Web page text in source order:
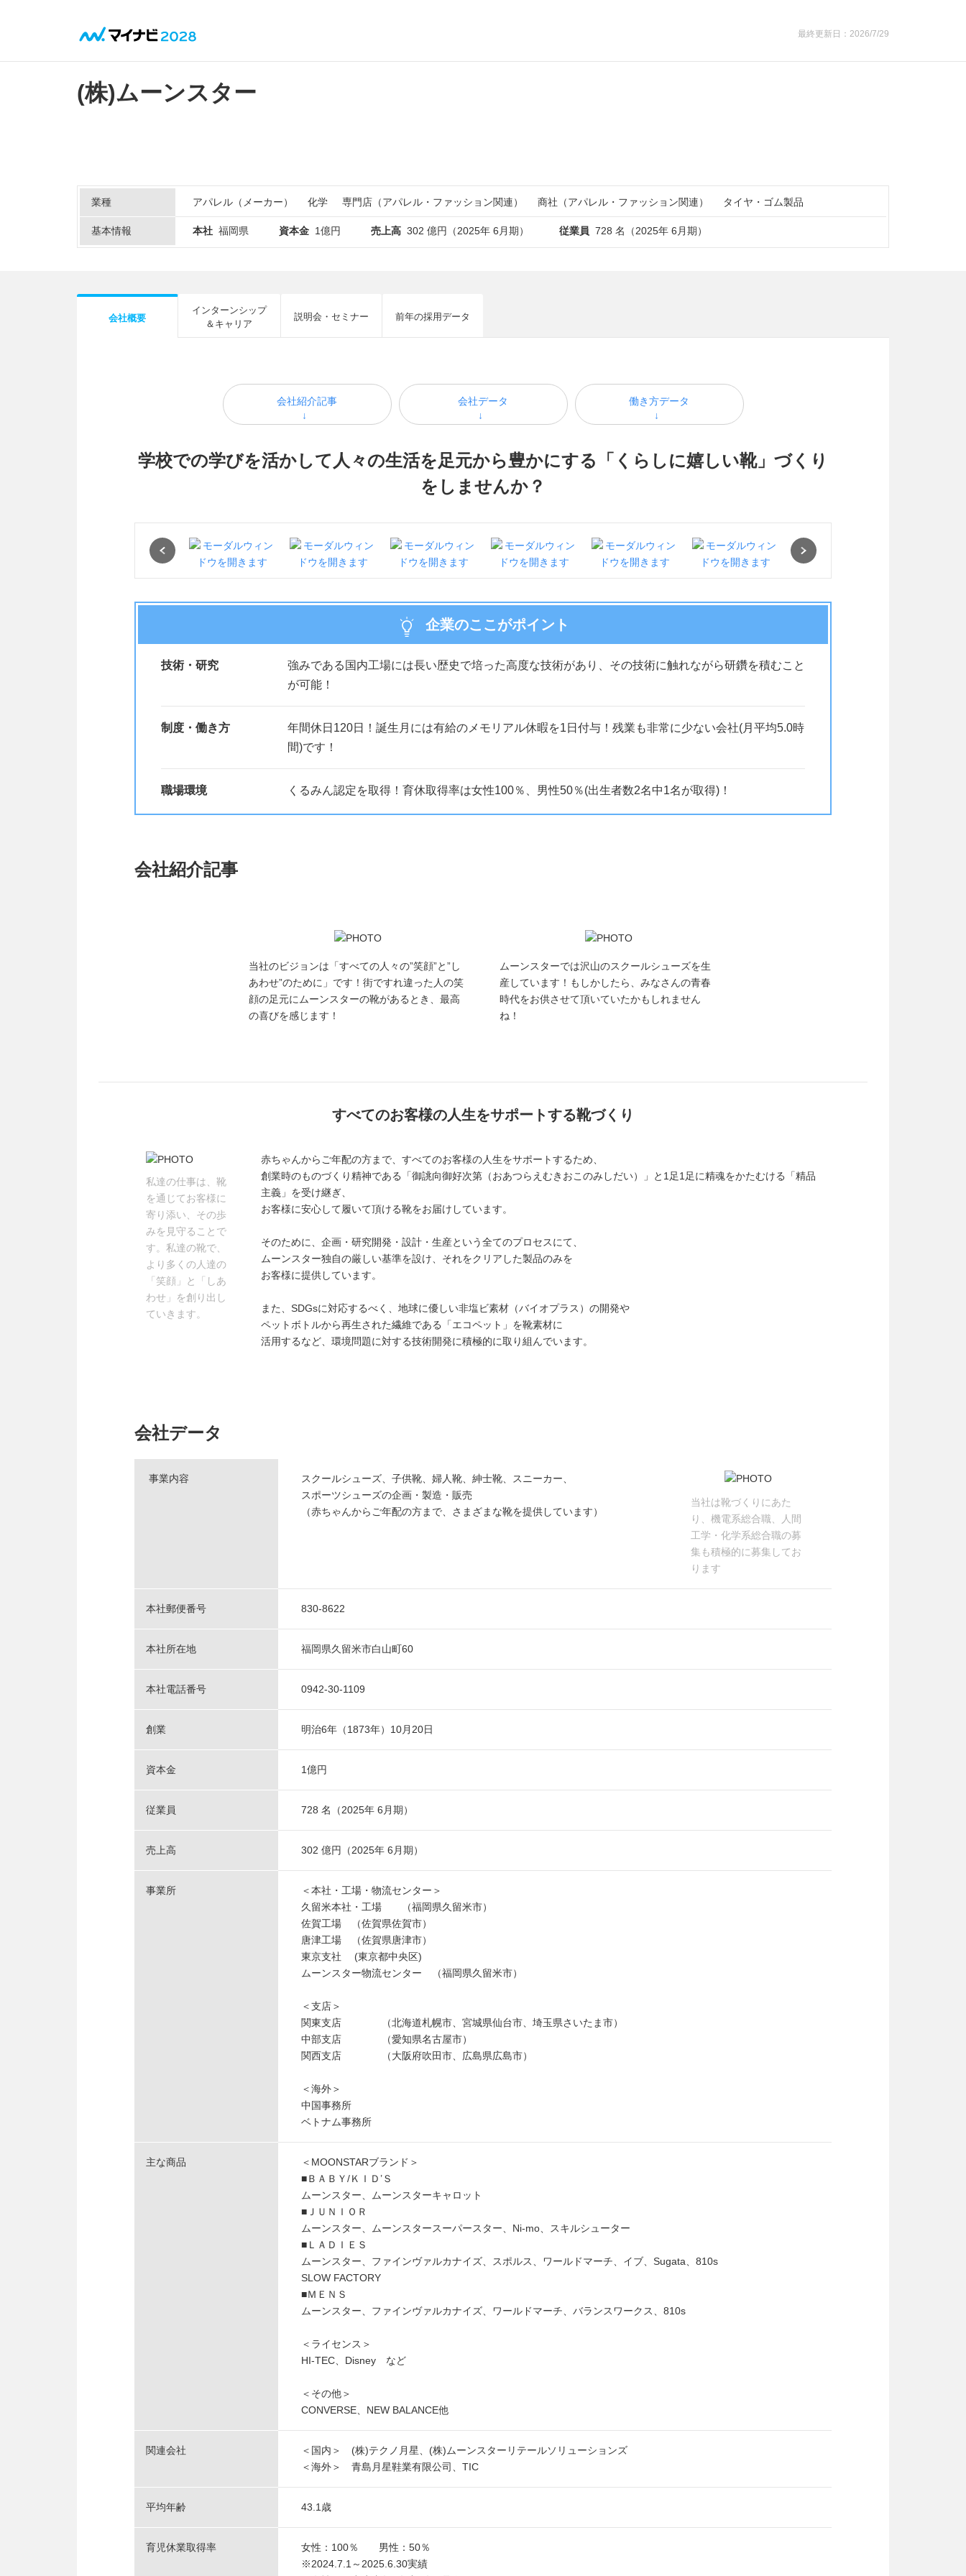
最終更新日：2026/7/29
(株)ムーンスター
業種 アパレル（メーカー） 化学 専門店（アパレル・ファッション関連） 商社（アパレル・ファッション関連） タイヤ・ゴム製品
基本情報 本社 福岡県 資本金 1億円 売上高 302 億円（2025年 6月期） 従業員 728 名（2025年 6月期）
会社概要
インターンシップ
＆キャリア
説明会・セミナー 前年の採用データ
会社紹介記事 会社データ 働き方データ
学校での学びを活かして人々の生活を足元から豊かにする「くらしに嬉しい靴」づくり
をしませんか？
企業のここがポイント
技術・研究
強みである国内工場には長い歴史で培った高度な技術があり、その技術に触れながら研鑽を積むこと
が可能！
制度・働き方
年間休日120日！誕生月には有給のメモリアル休暇を1日付与！残業も非常に少ない会社(月平均5.0時
間)です！
職場環境 くるみん認定を取得！育休取得率は女性100％、男性50％(出生者数2名中1名が取得)！
会社紹介記事
当社のビジョンは「すべての人々の”笑顔”と”し
あわせ”のために」です！街ですれ違った人の笑
顔の足元にムーンスターの靴があるとき、最高
の喜びを感じます！
ムーンスターでは沢山のスクールシューズを生
産しています！もしかしたら、みなさんの青春
時代をお供させて頂いていたかもしれません
ね！
すべてのお客様の人生をサポートする靴づくり
私達の仕事は、靴
を通じてお客様に
寄り添い、その歩
みを見守ることで
す。私達の靴で、
より多くの人達の
「笑顔」と「しあ
わせ」を創り出し
ていきます。
赤ちゃんからご年配の方まで、すべてのお客様の人生をサポートするため、
創業時のものづくり精神である「御誂向御好次第（おあつらえむきおこのみしだい）」と1足1足に精魂をかたむける「精品
主義」を受け継ぎ、
お客様に安心して履いて頂ける靴をお届けしています。
そのために、企画・研究開発・設計・生産という全てのプロセスにて、
ムーンスター独自の厳しい基準を設け、それをクリアした製品のみを
お客様に提供しています。
また、SDGsに対応するべく、地球に優しい非塩ビ素材（バイオプラス）の開発や
ペットボトルから再生された繊維である「エコペット」を靴素材に
活用するなど、環境問題に対する技術開発に積極的に取り組んでいます。
会社データ
事業内容
スクールシューズ、子供靴、婦人靴、紳士靴、スニーカー、
スポーツシューズの企画・製造・販売
（赤ちゃんからご年配の方まで、さまざまな靴を提供しています）
当社は靴づくりにあた
り、機電系総合職、人間
工学・化学系総合職の募
集も積極的に募集してお
ります
本社郵便番号 830-8622
本社所在地 福岡県久留米市白山町60
本社電話番号 0942-30-1109
創業 明治6年（1873年）10月20日
資本金 1億円
従業員 728 名（2025年 6月期）
売上高 302 億円（2025年 6月期）
事業所
＜本社・工場・物流センター＞
久留米本社・工場 （福岡県久留米市）
佐賀工場 （佐賀県佐賀市）
唐津工場 （佐賀県唐津市）
東京支社 (東京都中央区)
ムーンスター物流センター （福岡県久留米市）
＜支店＞
関東支店 （北海道札幌市、宮城県仙台市、埼玉県さいたま市）
中部支店 （愛知県名古屋市）
関西支店 （大阪府吹田市、広島県広島市）
＜海外＞
中国事務所
ベトナム事務所
主な商品
＜MOONSTARブランド＞
■ＢＡＢＹ/ＫＩＤ’Ｓ
ムーンスター、ムーンスターキャロット
■ＪＵＮＩＯＲ
ムーンスター、ムーンスタースーパースター、Ni-mo、スキルシューター
■ＬＡＤＩＥＳ
ムーンスター、ファインヴァルカナイズ、スポルス、ワールドマーチ、イブ、Sugata、810s
SLOW FACTORY
■ＭＥＮＳ
ムーンスター、ファインヴァルカナイズ、ワールドマーチ、バランスワークス、810s
＜ライセンス＞
HI-TEC、Disney など
＜その他＞
CONVERSE、NEW BALANCE他
関連会社
＜国内＞ (株)テクノ月星、(株)ムーンスターリテールソリューションズ
＜海外＞ 青島月星鞋業有限公司、TIC
平均年齢 43.1歳
育児休業取得率
女性：100％ 男性：50％
※2024.7.1～2025.6.30実績